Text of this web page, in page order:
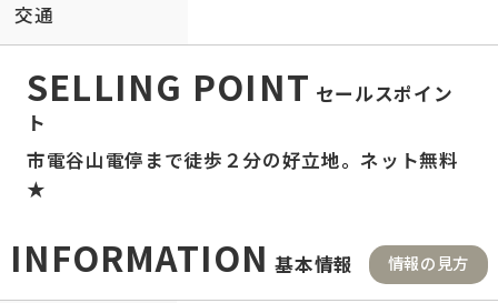
交通
SELLING POINT セールスポイン
ト
市電谷山電停まで徒歩２分の好立地。ネット無料
★
INFORMATION 基本情報 情報の見方